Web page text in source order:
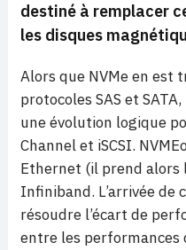
destiné à remplacer
les disques
Alors que NVMe en est
protocoles SAS et
une évolution logique
Channel et iSCSI.
Ethernet (il prend alors
Infiniband. L’arrivée de
résoudre l’écart de
entre les performances